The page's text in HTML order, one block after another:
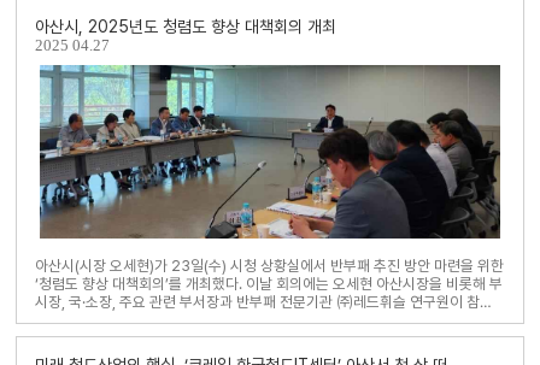
아산시, 2025년도 청렴도 향상 대책회의 개최
202504.27
아산시(시장 오세현)가 23일(수) 시청 상황실에서 반부패 추진 방안 마련을 위한
‘청렴도 향상 대책회의’를 개최했다. 이날 회의에는 오세현 아산시장을 비롯해 부
시장, 국·소장, 주요 관련 부서장과 반부패 전문기관 ㈜레드휘슬 연구원이 참석
했다.지난 3월 실시한..